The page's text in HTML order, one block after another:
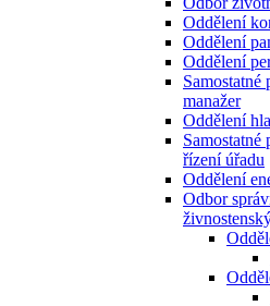
Oddělení
Oddělení
Oddělení
Samostatné
manažer
Oddělení
řízení úřadu
Oddělení
Odbor